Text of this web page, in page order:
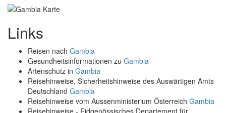
Links
Reisen nach Gambia
Gesundheitsinformationen zu Gambia
Artenschutz in Gambia
Reisehinweise, Sicherheitshinweise des Auswärtigen Amts
Deutschland Gambia
Reisehinweise vom Aussenministerium Österreich Gambia